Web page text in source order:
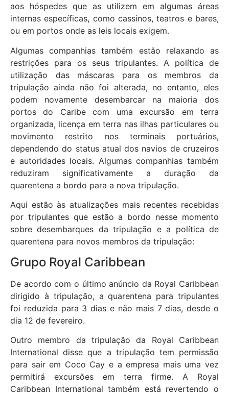
aos hóspedes que as utilizem em algumas áreas
internas específicas, como cassinos, teatros e bares,
ou em portos onde as leis locais exigem.
Algumas companhias também estão relaxando as
restrições para os seus tripulantes. A política de
utilização das máscaras para os membros da
tripulação ainda não foi alterada, no entanto, eles
podem novamente desembarcar na maioria dos
portos do Caribe com uma excursão em terra
organizada, licença em terra nas ilhas particulares ou
movimento restrito nos terminais portuários,
dependendo do status atual dos navios de cruzeiros
e autoridades locais. Algumas companhias também
reduziram significativamente a duração da
quarentena a bordo para a nova tripulação.
Aqui estão às atualizações mais recentes recebidas
por tripulantes que estão a bordo nesse momento
sobre desembarques da tripulação e a política de
quarentena para novos membros da tripulação:
Grupo Royal Caribbean
De acordo com o último anúncio da Royal Caribbean
dirigido à tripulação, a quarentena para tripulantes
foi reduzida para 3 dias e não mais 7 dias, desde o
dia 12 de fevereiro.
Outro membro da tripulação da Royal Caribbean
International disse que a tripulação tem permissão
para sair em Coco Cay e a empresa mais uma vez
permitirá excursões em terra firme. A Royal
Caribbean International também está revertendo o